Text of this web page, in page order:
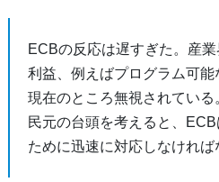
ECBの反応は遅すぎた。産
利益、例えばプログラム可能
現在のところ無視されてい
民元の台頭を考えると、
ために迅速に対応しなければ